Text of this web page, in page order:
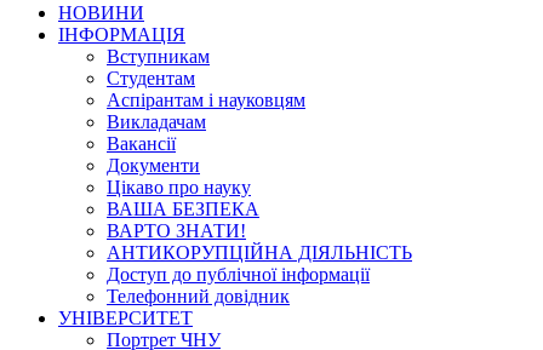
НОВИНИ
ІНФОРМАЦІЯ
Вступникам
Студентам
Аспірантам і науковцям
Викладачам
Вакансії
Документи
Цікаво про науку
ВАША БЕЗПЕКА
ВАРТО ЗНАТИ!
АНТИКОРУПЦІЙНА ДІЯЛЬНІСТЬ
Доступ до публічної інформації
Телефонний довідник
УНІВЕРСИТЕТ
Портрет ЧНУ